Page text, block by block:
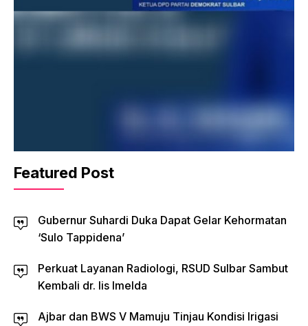
Featured Post
Gubernur Suhardi Duka Dapat Gelar Kehormatan
‘Sulo Tappidena’
Perkuat Layanan Radiologi, RSUD Sulbar Sambut
Kembali dr. Iis Imelda
Ajbar dan BWS V Mamuju Tinjau Kondisi Irigasi